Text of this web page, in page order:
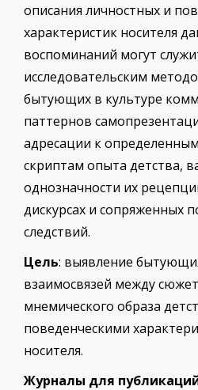
описания личностных и
характеристик носителя
воспоминаний могут
исследовательским
бытующих в культуре
паттернов
адресации к
скриптам опыта детства,
однозначности их
дискурсах и сопряженных
следствий.
Цель: выявление
взаимосвязей между
мнемического образа
поведенческими
носителя.
Журналы для